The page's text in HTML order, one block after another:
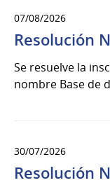
07/08/2026
Resolución
Se resuelve la
nombre Base de
30/07/2026
Resolución